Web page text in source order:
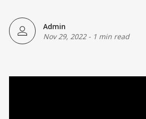
Admin
Nov 29, 2022- 1 min read